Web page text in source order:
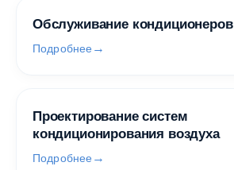
Обслуживание кондиционеров
Подробнее
Проектирование систем
кондиционирования воздуха
Подробнее